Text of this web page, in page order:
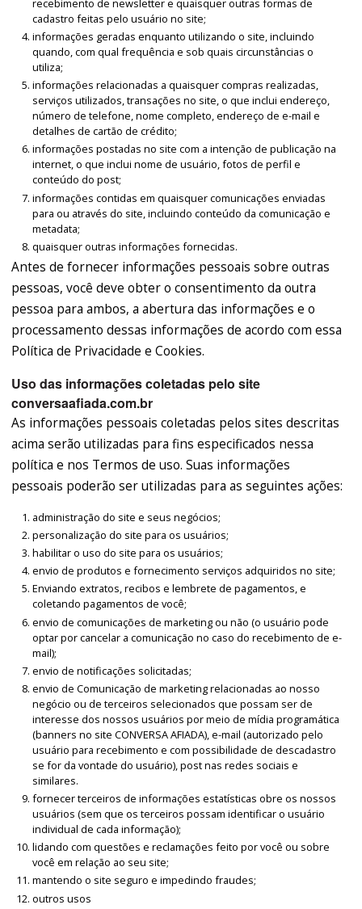
recebimento de newsletter e quaisquer outras formas de
cadastro feitas pelo usuário no site;
informações geradas enquanto utilizando o site, incluindo
quando, com qual frequência e sob quais circunstâncias o
utiliza;
informações relacionadas a quaisquer compras realizadas,
serviços utilizados, transações no site, o que inclui endereço,
número de telefone, nome completo, endereço de e-mail e
detalhes de cartão de crédito;
informações postadas no site com a intenção de publicação na
internet, o que inclui nome de usuário, fotos de perfil e
conteúdo do post;
informações contidas em quaisquer comunicações enviadas
para ou através do site, incluindo conteúdo da comunicação e
metadata;
quaisquer outras informações fornecidas.
Antes de fornecer informações pessoais sobre outras
pessoas, você deve obter o consentimento da outra
pessoa para ambos, a abertura das informações e o
processamento dessas informações de acordo com essa
Política de Privacidade e Cookies.
Uso das informações coletadas pelo site
conversaafiada.com.br
As informações pessoais coletadas pelos sites descritas
acima serão utilizadas para fins especificados nessa
política e nos Termos de uso. Suas informações
pessoais poderão ser utilizadas para as seguintes ações:
administração do site e seus negócios;
personalização do site para os usuários;
habilitar o uso do site para os usuários;
envio de produtos e fornecimento serviços adquiridos no site;
Enviando extratos, recibos e lembrete de pagamentos, e
coletando pagamentos de você;
envio de comunicações de marketing ou não (o usuário pode
optar por cancelar a comunicação no caso do recebimento de e-
mail);
envio de notificações solicitadas;
envio de Comunicação de marketing relacionadas ao nosso
negócio ou de terceiros selecionados que possam ser de
interesse dos nossos usuários por meio de mídia programática
(banners no site CONVERSA AFIADA), e-mail (autorizado pelo
usuário para recebimento e com possibilidade de descadastro
se for da vontade do usuário), post nas redes sociais e
similares.
fornecer terceiros de informações estatísticas obre os nossos
usuários (sem que os terceiros possam identificar o usuário
individual de cada informação);
lidando com questões e reclamações feito por você ou sobre
você em relação ao seu site;
mantendo o site seguro e impedindo fraudes;
outros usos